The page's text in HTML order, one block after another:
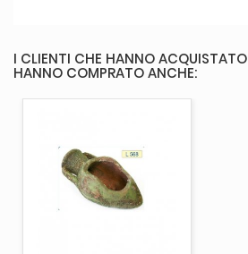
I CLIENTI CHE HANNO
HANNO COMPRATO ANCHE: